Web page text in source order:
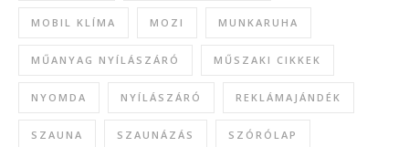
MOBIL KLÍMA MOZI MUNKARUHA
MŰANYAG NYÍLÁSZÁRÓ MŰSZAKI CIKKEK
NYOMDA NYÍLÁSZÁRÓ REKLÁMAJÁNDÉK
SZAUNA SZAUNÁZÁS SZÓRÓLAP